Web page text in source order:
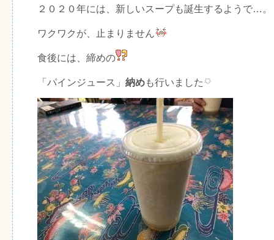
２０２０年には、新しいスープも誕生するようで…。
ワクワクが、止まりません
食後には、締めの
「パインジュース」 納めも行いました